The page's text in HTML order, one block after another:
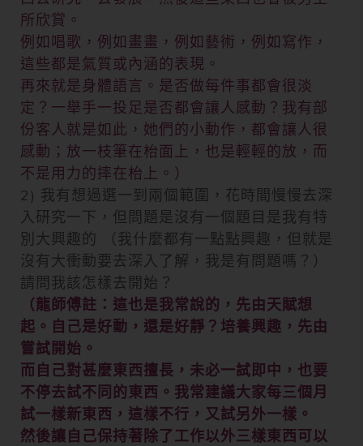
所欣賞。
例如唱歌，例如畫畫，例如藝術，例如寫作，
這些都是氣質或內涵的表現。
再來就是身體語言。是否做每件事都會很淡
定？一舉手一投足是否都會讓人感動？我有部
份客人就是如此，她們的小動作，都會讓人很
感動；放一枝筆在枱面上，也是輕輕的放，而
不是用力的摔在枱上。）
2) 我有想過選一到兩個範圍，花時間慢慢去深
入研究一下，但問題是沒有一個題目是我有特
別大興趣的 （我什麼都有一點點興趣，但就是
沒有大衝動要去深入了解，我是有問題嗎？）
請問我該怎樣去開始？
（龍師傅註：這也是我常說的，先由天賦想
起。自己是好動，還是好靜？培養興趣，先由
嘗試開始。
而自己對甚麼東西擅長，未必一試即中，也要
不停去試不同的東西。我常建議大家每三個月
試一樣新東西，這樣不行，又試另外一樣。
然後讓自己保持著除了工作以外三樣東西可以